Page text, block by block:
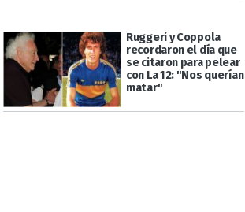
Ruggeri y Coppola
recordaron el día que
se citaron para pelear
con La 12: "Nos querían
matar"